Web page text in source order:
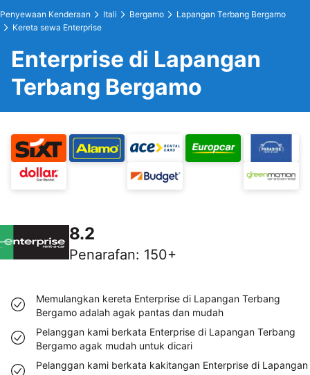
Penyewaan Kenderaan Itali Bergamo
Lapangan Terbang Bergamo
Kereta sewa Enterprise
Enterprise di Lapangan
Terbang Bergamo
8.2
Penarafan: 150+
Memulangkan kereta Enterprise di Lapangan Terbang
Bergamo adalah agak pantas dan mudah
Pelanggan kami berkata Enterprise di Lapangan Terbang
Bergamo agak mudah untuk dicari
Pelanggan kami berkata kakitangan Enterprise di Lapangan